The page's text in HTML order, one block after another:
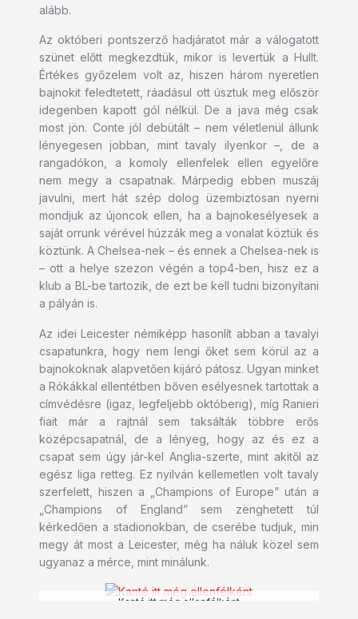
alább.
Az októberi pontszerző hadjáratot már a válogatott
szünet előtt megkezdtük, mikor is levertük a Hullt.
Értékes győzelem volt az, hiszen három nyeretlen
bajnokit feledtetett, ráadásul ott úsztuk meg először
idegenben kapott gól nélkül. De a java még csak
most jön. Conte jól debütált – nem véletlenül állunk
lényegesen jobban, mint tavaly ilyenkor –, de a
rangadókon, a komoly ellenfelek ellen egyelőre
nem megy a csapatnak. Márpedig ebben muszáj
javulni, mert hát szép dolog üzembiztosan nyerni
mondjuk az újoncok ellen, ha a bajnokesélyesek a
saját orrunk vérével húzzák meg a vonalat köztük és
köztünk. A Chelsea-nek – és ennek a Chelsea-nek is
– ott a helye szezon végén a top4-ben, hisz ez a
klub a BL-be tartozik, de ezt be kell tudni bizonyítani
a pályán is.
Az idei Leicester némiképp hasonlít abban a tavalyi
csapatunkra, hogy nem lengi őket sem körül az a
bajnokoknak alapvetően kijáró pátosz. Ugyan minket
a Rókákkal ellentétben bőven esélyesnek tartottak a
címvédésre (igaz, legfeljebb októberig), míg Ranieri
fiait már a rajtnál sem taksálták többre erős
középcsapatnál, de a lényeg, hogy az és ez a
csapat sem úgy jár-kel Anglia-szerte, mint akitől az
egész liga retteg. Ez nyilván kellemetlen volt tavaly
szerfelett, hiszen a „Champions of Europe” után a
„Champions of England” sem zenghetett túl
kérkedően a stadionokban, de cserébe tudjuk, min
megy át most a Leicester, még ha náluk közel sem
ugyanaz a mérce, mint minálunk.
Kanté itt még ellenfélként